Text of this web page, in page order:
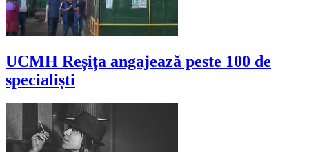
UCMH Reșița angajează peste 100 de
specialiști